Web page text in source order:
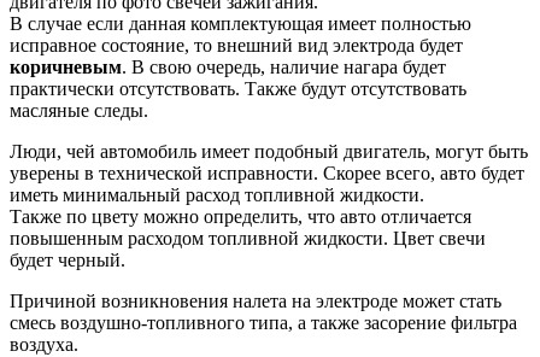
В случае если данная комплектующая имеет полностью
исправное состояние, то внешний вид электрода будет
коричневым. В свою очередь, наличие нагара будет
практически отсутствовать. Также будут отсутствовать
масляные следы.
Люди, чей автомобиль имеет подобный двигатель, могут быть
уверены в технической исправности. Скорее всего, авто будет
иметь минимальный расход топливной жидкости.
Также по цвету можно определить, что авто отличается
повышенным расходом топливной жидкости. Цвет свечи
будет черный.
Причиной возникновения налета на электроде может стать
смесь воздушно-топливного типа, а также засорение фильтра
воздуха.